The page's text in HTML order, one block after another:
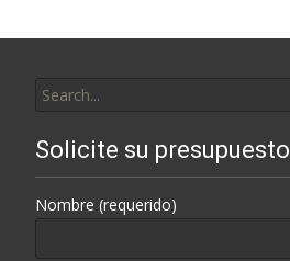
for:
Solicite su presupuesto
Nombre (requerido)